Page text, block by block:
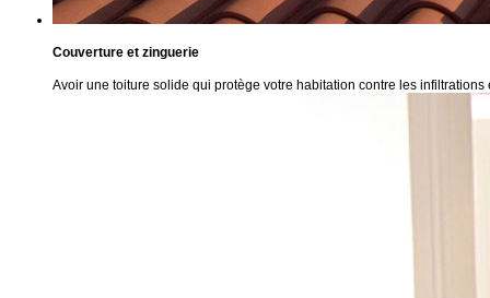
Couverture et zinguerie
Avoir une toiture solide qui protège votre habitation contre les infiltrations